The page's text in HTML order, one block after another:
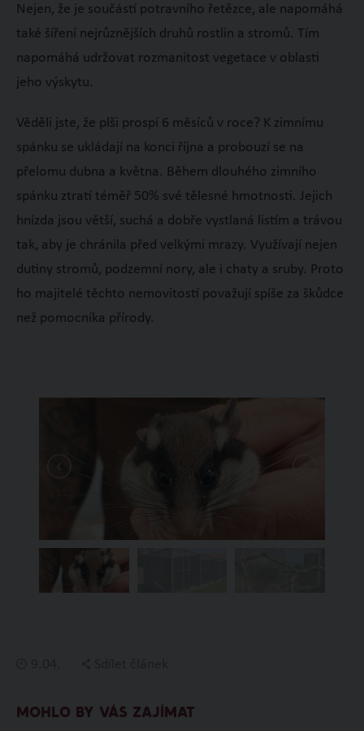
Nejen, že je součástí potravního řetězce, ale napomáhá
také šíření nejrůznějších druhů rostlin a stromů. Tím
napomáhá udržovat rozmanitost vegetace v oblasti
jeho výskytu.
Věděli jste, že plši prospí 6 měsíců v roce? K zimnímu
spánku se ukládají na konci října a probouzí se na
přelomu dubna a května. Během dlouhého zimního
spánku ztratí téměř 50% své tělesné hmotnosti. Jejich
hnízda jsou větší, suchá a dobře vystlaná listím a trávou
tak, aby je chránila před velkými mrazy. Využívají nejen
dutiny stromů, podzemní nory, ale i chaty a sruby. Proto
ho majitelé těchto nemovitostí považují spíše za škůdce
než pomocníka přírody.
MOHLO BY VÁS ZAJÍMAT